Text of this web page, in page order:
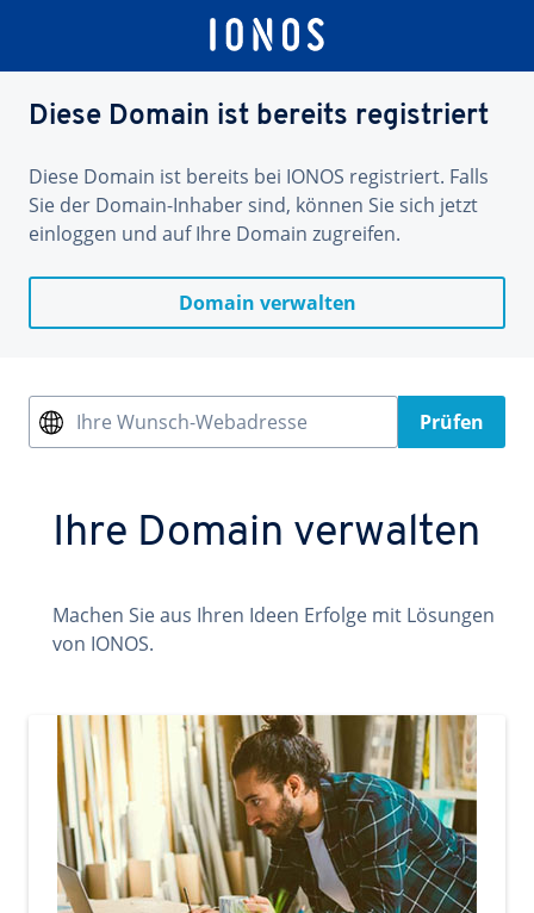
Diese Domain ist bereits registriert
Diese Domain ist bereits bei IONOS registriert. Falls
Sie der Domain-Inhaber sind, können Sie sich jetzt
einloggen und auf Ihre Domain zugreifen.
Domain verwalten
Ihre Wunsch-Webadresse Prüfen
Ihre Domain verwalten
Machen Sie aus Ihren Ideen Erfolge mit Lösungen
von IONOS.